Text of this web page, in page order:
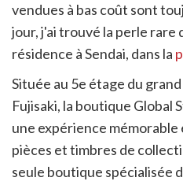
vendues à bas coût sont
jour, j'ai trouvé la perle rare
résidence à Sendai, dans la
Située au 5e étage du
Fujisaki, la boutique Global
une expérience mémorable
pièces et timbres de
seule boutique spécialisée